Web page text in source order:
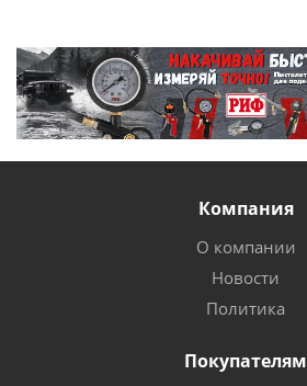
Компания
О компании
Новости
Политика
Покупателям